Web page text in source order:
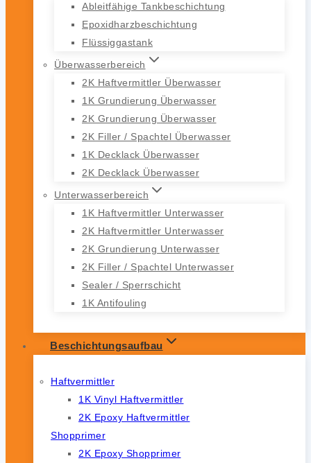
Ableitfähige Tankbeschichtung
Epoxidharzbeschichtung
Flüssiggastank
Überwasserbereich
2K Haftvermittler Überwasser
1K Grundierung Überwasser
2K Grundierung Überwasser
2K Filler / Spachtel Überwasser
1K Decklack Überwasser
2K Decklack Überwasser
Unterwasserbereich
1K Haftvermittler Unterwasser
2K Haftvermittler Unterwasser
2K Grundierung Unterwasser
2K Filler / Spachtel Unterwasser
Sealer / Sperrschicht
1K Antifouling
Beschichtungsaufbau
Haftvermittler
1K Vinyl Haftvermittler
2K Epoxy Haftvermittler
Shopprimer
2K Epoxy Shopprimer